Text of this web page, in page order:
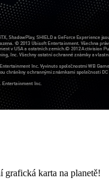
karta na planetě!